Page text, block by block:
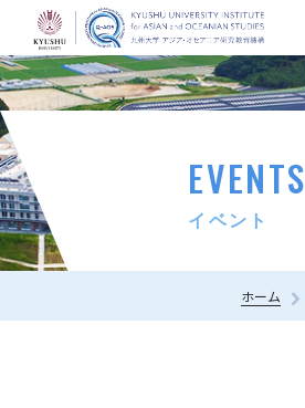
EVENTS
イベント
ホーム